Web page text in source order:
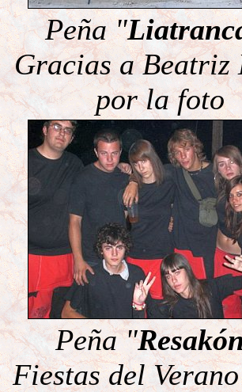
Peña "
Gracias a Beatriz
por la foto
Peña "
Fiestas del